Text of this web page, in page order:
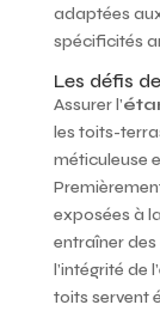
adaptées
spécificités
Les défis
Assurer l’
les toits-
méticuleuse
exposées à
entraîner
l’intégrité de
toits servent